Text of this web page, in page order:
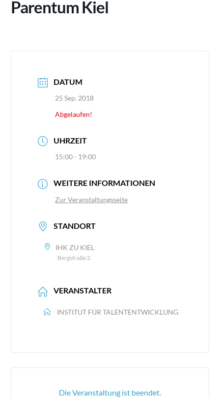
Parentum Kiel
DATUM
25 Sep. 2018
Abgelaufen!
UHRZEIT
15:00 - 19:00
WEITERE INFORMATIONEN
Zur Veranstaltungsseite
STANDORT
IHK ZU KIEL
Bergstraße 2
VERANSTALTER
INSTITUT FÜR TALENTENTWICKLUNG
Die Veranstaltung ist beendet.